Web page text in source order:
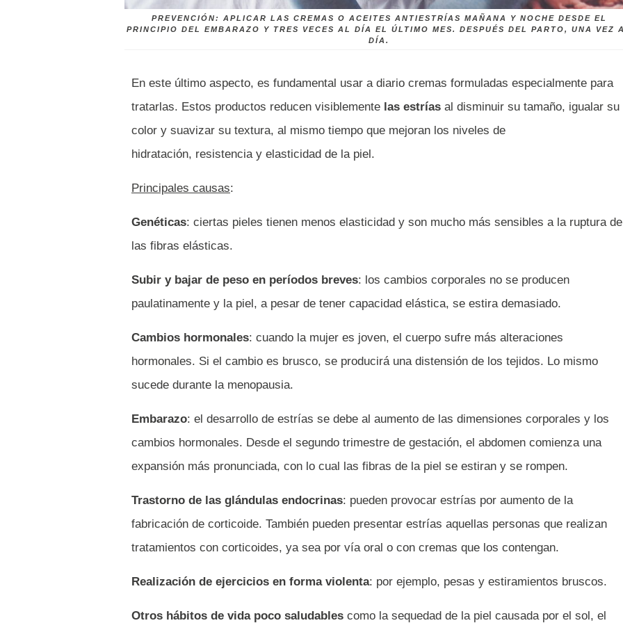
PREVENCIÓN: APLICAR LAS CREMAS O ACEITES ANTIESTRÍAS MAÑANA Y NOCHE DESDE EL
PRINCIPIO DEL EMBARAZO Y TRES VECES AL DÍA EL ÚLTIMO MES. DESPUÉS DEL PARTO, UNA VEZ
DÍA.
En este último aspecto, es fundamental usar a diario cremas formuladas especialmente para
tratarlas. Estos productos reducen visiblemente las estrías al disminuir su tamaño, igualar su
color y suavizar su textura, al mismo tiempo que mejoran los niveles de
hidratación, resistencia y elasticidad de la piel.
Principales causas:
Genéticas: ciertas pieles tienen menos elasticidad y son mucho más sensibles a la ruptura de
las fibras elásticas.
Subir y bajar de peso en períodos breves: los cambios corporales no se producen
paulatinamente y la piel, a pesar de tener capacidad elástica, se estira demasiado.
Cambios hormonales: cuando la mujer es joven, el cuerpo sufre más alteraciones
hormonales. Si el cambio es brusco, se producirá una distensión de los tejidos. Lo mismo
sucede durante la menopausia.
Embarazo: el desarrollo de estrías se debe al aumento de las dimensiones corporales y los
cambios hormonales. Desde el segundo trimestre de gestación, el abdomen comienza una
expansión más pronunciada, con lo cual las fibras de la piel se estiran y se rompen.
Trastorno de las glándulas endocrinas: pueden provocar estrías por aumento de la
fabricación de corticoide. También pueden presentar estrías aquellas personas que realizan
tratamientos con corticoides, ya sea por vía oral o con cremas que los contengan.
Realización de ejercicios en forma violenta: por ejemplo, pesas y estiramientos bruscos.
Otros hábitos de vida poco saludables como la sequedad de la piel causada por el sol, el